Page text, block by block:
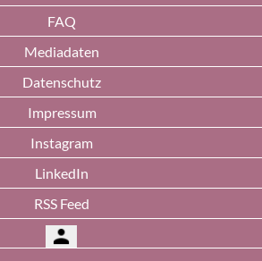
FAQ
Mediadaten
Datenschutz
Impressum
Instagram
LinkedIn
RSS Feed